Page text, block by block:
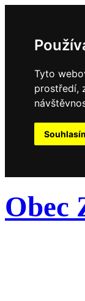
Tyto
prostředí,
Obec